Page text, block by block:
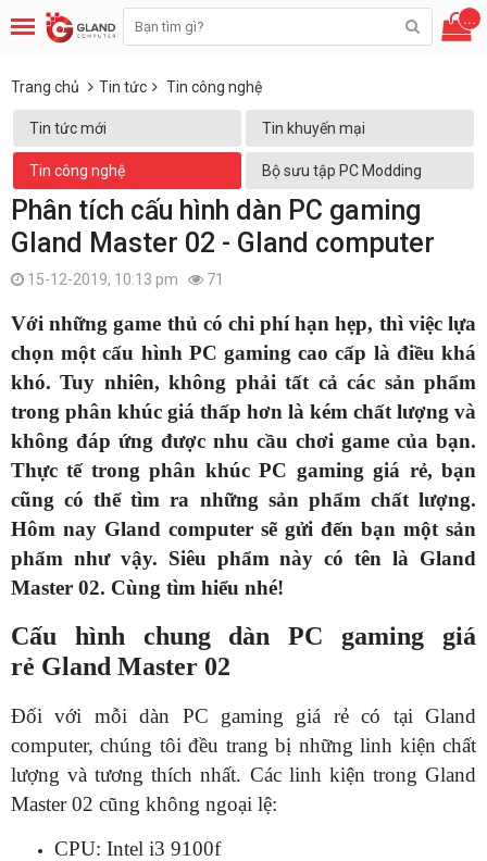
...
Trang chủ Tin tức Tin công nghệ
Tin tức mới Tin khuyến mại
Tin công nghệ Bộ sưu tập PC Modding
Phân tích cấu hình dàn PC gaming
Gland Master 02 - Gland computer
15-12-2019, 10:13 pm 71
Với những game thủ có chi phí hạn hẹp, thì việc lựa
chọn một cấu hình PC gaming cao cấp là điều khá
khó. Tuy nhiên, không phải tất cả các sản phẩm
trong phân khúc giá thấp hơn là kém chất lượng và
không đáp ứng được nhu cầu chơi game của bạn.
Thực tế trong phân khúc PC gaming giá rẻ, bạn
cũng có thể tìm ra những sản phẩm chất lượng.
Hôm nay Gland computer sẽ gửi đến bạn một sản
phẩm như vậy. Siêu phẩm này có tên là Gland
Master 02. Cùng tìm hiểu nhé!
Cấu hình chung dàn PC gaming giá
rẻ Gland Master 02
Đối với mỗi dàn PC gaming giá rẻ có tại Gland
computer, chúng tôi đều trang bị những linh kiện chất
lượng và tương thích nhất. Các linh kiện trong Gland
Master 02 cũng không ngoại lệ:
CPU: Intel i3 9100f